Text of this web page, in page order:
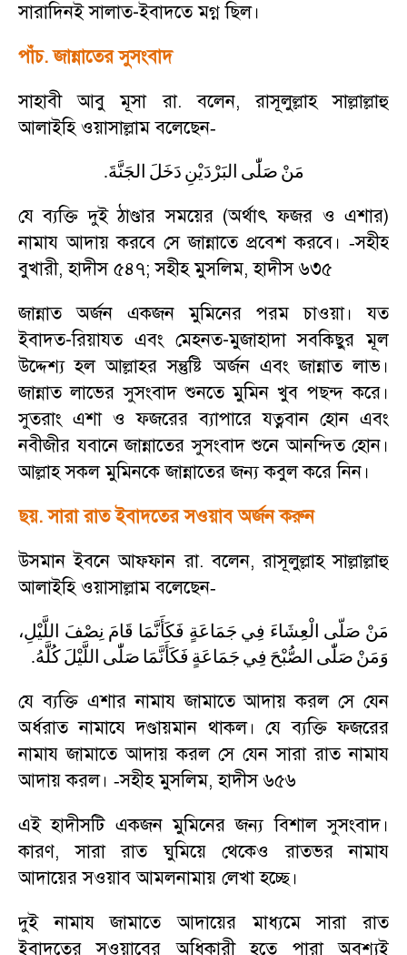
সারাদিনই সালাত-ইবাদতে মগ্ন ছিল।
পাঁচ. জান্নাতের সুসংবাদ
সাহাবী আবু মূসা রা. বলেন,রাসূলুল্লাহ সাল্লাল্লাহু
আলাইহি ওয়াসাল্লাম বলেছেন-
مَنْ صَلّٰى البَرْدَيْنِ دَخَلَ الجَنَّةَ.
যে ব্যক্তি দুই ঠাণ্ডার সময়ের (অর্থাৎ ফজর ও এশার)
নামায আদায় করবে সে জান্নাতে প্রবেশ করবে। -সহীহ
বুখারী,হাদীস ৫৪৭;সহীহ মুসলিম,হাদীস ৬৩৫
জান্নাত অর্জন একজন মুমিনের পরম চাওয়া। যত
ইবাদত-রিয়াযত এবং মেহনত-মুজাহাদা সবকিছুর মূল
উদ্দেশ্য হল আল্লাহর সন্তুষ্টি অর্জন এবং জান্নাত লাভ।
জান্নাত লাভের সুসংবাদ শুনতে মুমিন খুব পছন্দ করে।
সুতরাং এশা ও ফজরের ব্যাপারে যত্নবান হোন এবং
নবীজীর যবানে জান্নাতের সুসংবাদ শুনে আনন্দিত হোন।
আল্লাহ সকল মুমিনকে জান্নাতের জন্য কবুল করে নিন।
ছয়. সারা রাত ইবাদতের সওয়াব অর্জন করুন
উসমান ইবনে আফ্ফান রা. বলেন,রাসূলুল্লাহ সাল্লাল্লাহু
আলাইহি ওয়াসাল্লাম বলেছেন-
مَنْ صَلّى الْعِشَاءَ فِي جَمَاعَةٍ فَكَأَنَّمَا قَامَ نِصْفَ اللَّيْلِ،
وَمَنْ صَلّٰى الصُّبْحَ فِي جَمَاعَةٍ فَكَأَنَّمَا صَلّٰى اللَّيْلَكُلَّهُ.
যে ব্যক্তি এশার নামায জামাতে আদায় করল সে যেন
অর্ধরাত নামাযে দণ্ডায়মান থাকল। যে ব্যক্তি ফজরের
নামায জামাতে আদায় করল সে যেন সারা রাত নামায
আদায় করল। -সহীহ মুসলিম,হাদীস ৬৫৬
এই হাদীসটি একজন মুমিনের জন্য বিশাল সুসংবাদ।
কারণ,সারা রাত ঘুমিয়ে থেকেও রাতভর নামায
আদায়ের সওয়াব আমলনামায় লেখা হচ্ছে।
দুই নামায জামাতে আদায়ের মাধ্যমে সারা রাত
ইবাদতের সওয়াবের অধিকারী হতে পারা অবশ্যই